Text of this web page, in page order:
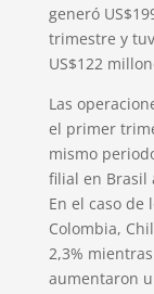
generó
trimestre y
US$122
Las
el primer
mismo
filial en Brasil
En el caso de
Colombia,
2,3%
aumentaron